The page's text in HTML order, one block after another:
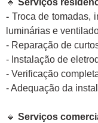
🔹 Serviços
- Troca de tomadas,
luminárias e
- Reparação de
- Instalação de
- Verificação
- Adequação da
🔹 Serviços